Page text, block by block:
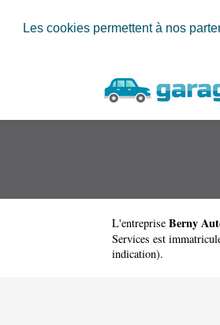
Les cookies permettent à nos
L'entreprise Berny
Services est
indication).